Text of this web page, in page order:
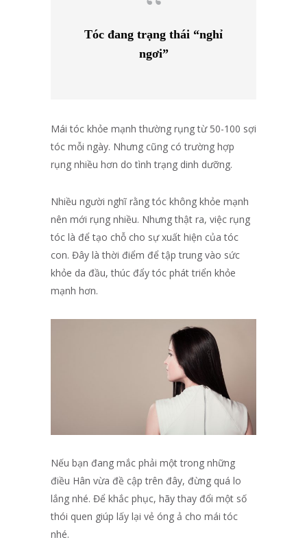
Tóc đang trạng thái “nghỉ
ngơi”
Mái tóc khỏe mạnh thường rụng từ 50-100 sợi
tóc mỗi ngày. Nhưng cũng có trường hợp
rụng nhiều hơn do tình trạng dinh dưỡng.
Nhiều người nghĩ rằng tóc không khỏe mạnh
nên mới rụng nhiều. Nhưng thật ra, việc rụng
tóc là để tạo chỗ cho sự xuất hiện của tóc
con. Đây là thời điểm để tập trung vào sức
khỏe da đầu, thúc đẩy tóc phát triển khỏe
mạnh hơn.
Nếu bạn đang mắc phải một trong những
điều Hân vừa đề cập trên đây, đừng quá lo
lắng nhé. Để khắc phục, hãy thay đổi một số
thói quen giúp lấy lại vẻ óng ả cho mái tóc
nhé.